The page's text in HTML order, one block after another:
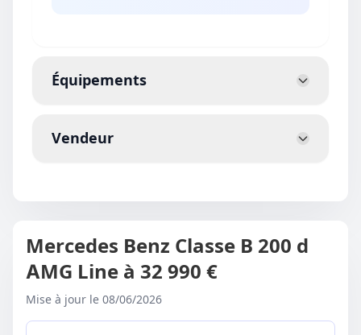
Équipements
Vendeur
Mercedes Benz Classe B 200 d
AMG Line à 32 990 €
Mise à jour le 08/06/2026